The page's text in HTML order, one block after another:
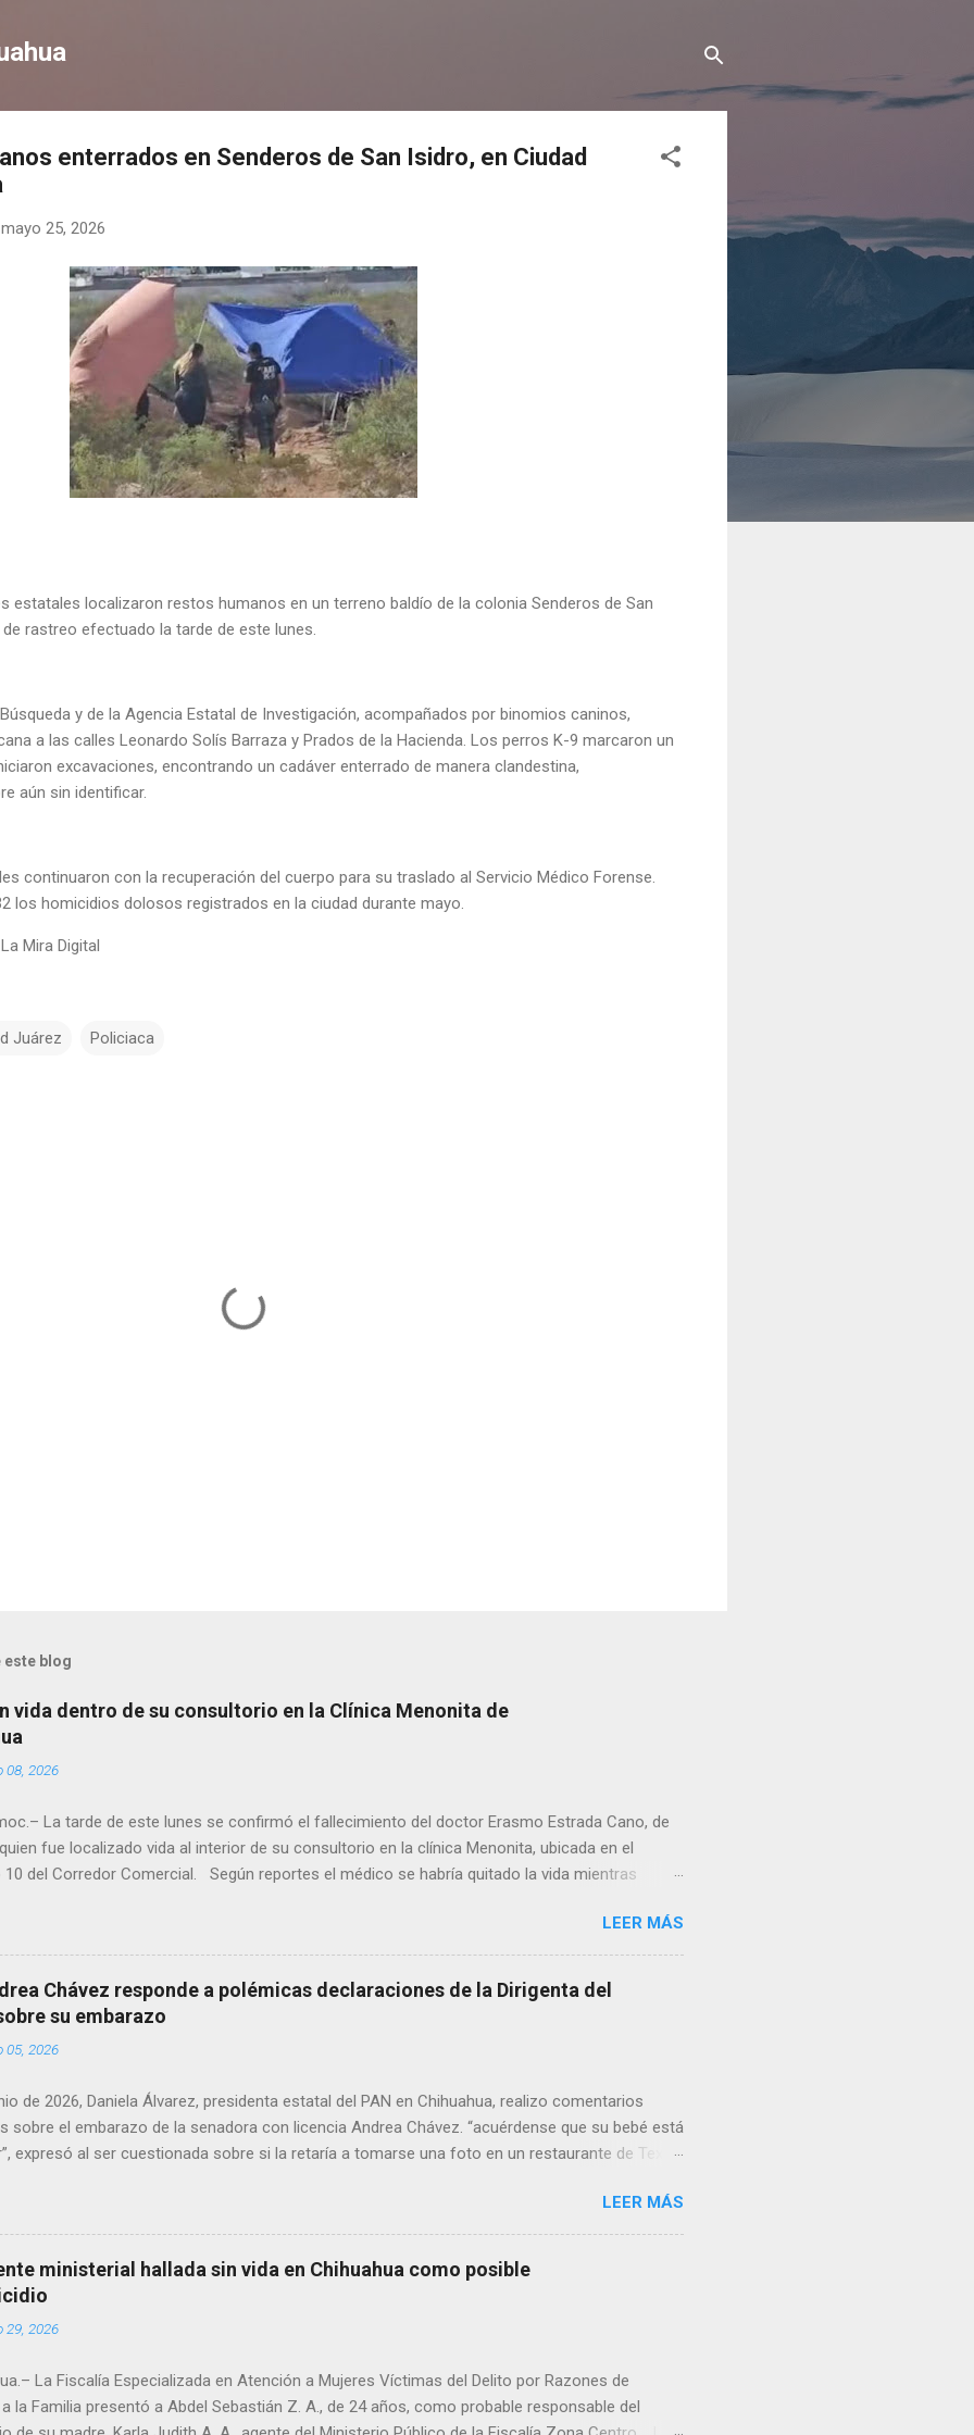
enterrados en Senderos de San Isidro, en Ciudad
mayo 25, 2026
estatales localizaron restos humanos en un terreno baldío de la colonia Senderos de San
rastreo efectuado la tarde de este lunes.
y de la Agencia Estatal de Investigación, acompañados por binomios caninos,
a las calles Leonardo Solís Barraza y Prados de la Hacienda. Los perros K-9 marcaron un
excavaciones, encontrando un cadáver enterrado de manera clandestina,
aún sin identificar.
continuaron con la recuperación del cuerpo para su traslado al Servicio Médico Forense.
los homicidios dolosos registrados en la ciudad durante mayo.
Mira Digital
Juárez Policiaca
este blog
vida dentro de su consultorio en la Clínica Menonita de
08, 2026
La tarde de este lunes se confirmó el fallecimiento del doctor Erasmo Estrada Cano, de
fue localizado vida al interior de su consultorio en la clínica Menonita, ubicada en el
del Corredor Comercial. Según reportes el médico se habría quitado la vida mientras
ya sin signos vitales. Erasmo Estrada, quien se desempeñó como presidente del Club
el periodo 2023–2024, era un médico reconocido en la región.
LEER MÁS
Chávez responde a polémicas declaraciones de la Dirigenta del
su embarazo
05, 2026
de 2026, Daniela Álvarez, presidenta estatal del PAN en Chihuahua, realizo comentarios
sobre el embarazo de la senadora con licencia Andrea Chávez. “acuérdense que su bebé está
expresó al ser cuestionada sobre si la retaría a tomarse una foto en un restaurante de Texas
porque hay muchas emociones fuertes, ¿Qué tal si se le ocurre que a lo mejor en el IMSS?,
se le ocurre cruzar y luego le den un susto, y pues la criatura se adelante o algo?, yo creo que
ser cuidadosa porque los personajes de Morena, cada que cruzan, cruzan así de que, 'por
pase que pase, que pase', todos están bajo esa amenaza justamente por los vínculos y las
polémicas al trasladar la confrontación política h...
LEER MÁS
ministerial hallada sin vida en Chihuahua como posible
29, 2026
La Fiscalía Especializada en Atención a Mujeres Víctimas del Delito por Razones de
la Familia presentó a Abdel Sebastián Z. A., de 24 años, como probable responsable del